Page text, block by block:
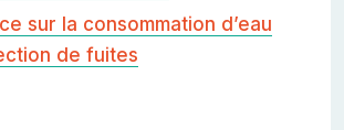
sur la consommation d’eau
de fuites